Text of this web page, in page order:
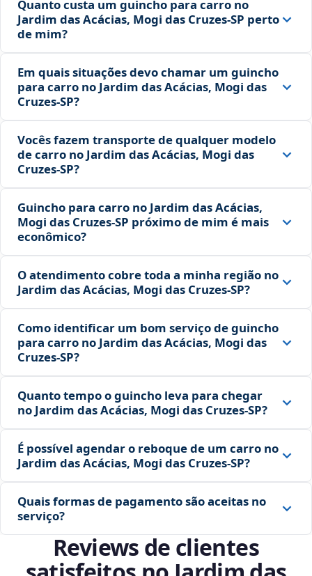
Quanto custa um guincho para carro no
Jardim das Acácias, Mogi das Cruzes‑SP perto
de mim?
Em quais situações devo chamar um guincho
para carro no Jardim das Acácias, Mogi das
Cruzes‑SP?
Vocês fazem transporte de qualquer modelo
de carro no Jardim das Acácias, Mogi das
Cruzes‑SP?
Guincho para carro no Jardim das Acácias,
Mogi das Cruzes‑SP próximo de mim é mais
econômico?
O atendimento cobre toda a minha região no
Jardim das Acácias, Mogi das Cruzes‑SP?
Como identificar um bom serviço de guincho
para carro no Jardim das Acácias, Mogi das
Cruzes‑SP?
Quanto tempo o guincho leva para chegar
no Jardim das Acácias, Mogi das Cruzes‑SP?
É possível agendar o reboque de um carro no
Jardim das Acácias, Mogi das Cruzes‑SP?
Quais formas de pagamento são aceitas no
serviço?
Reviews de clientes